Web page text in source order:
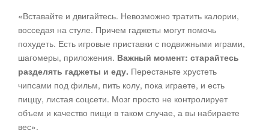
«Вставайте и двигайтесь. Невозможно тратить калории,
восседая на стуле. Причем гаджеты могут помочь
похудеть. Есть игровые приставки с подвижными играми,
шагомеры, приложения. Важный момент: старайтесь
разделять гаджеты и еду. Перестаньте хрустеть
чипсами под фильм, пить колу, пока играете, и есть
пиццу, листая соцсети. Мозг просто не контролирует
объем и качество пищи в таком случае, а вы набираете
вес».